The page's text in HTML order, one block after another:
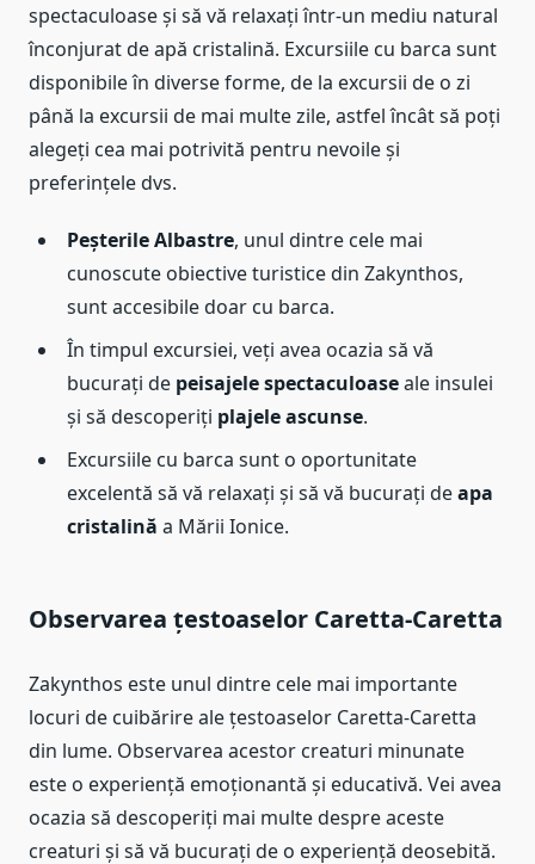
spectaculoase și să vă relaxați într-un mediu natural
înconjurat de apă cristalină. Excursiile cu barca sunt
disponibile în diverse forme, de la excursii de o zi
până la excursii de mai multe zile, astfel încât să poți
alegeți cea mai potrivită pentru nevoile și
preferințele dvs.
Peșterile Albastre, unul dintre cele mai
cunoscute obiective turistice din Zakynthos,
sunt accesibile doar cu barca.
În timpul excursiei, veți avea ocazia să vă
bucurați de peisajele spectaculoaseale insulei
și să descoperiți plajele ascunse.
Excursiile cu barca sunt o oportunitate
excelentă să vă relaxați și să vă bucurați deapa
cristalină a Mării Ionice.
Observarea țestoaselor Caretta-Caretta
Zakynthos este unul dintre cele mai importante
locuri de cuibărire ale țestoaselor Caretta-Caretta
din lume. Observarea acestor creaturi minunate
este o experiență emoționantă și educativă. Vei avea
ocazia să descoperiți mai multe despre aceste
creaturi și să vă bucurați de o experiență deosebită.